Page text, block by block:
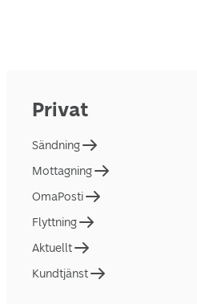
Privat
Sändning
Mottagning
OmaPosti
Flyttning
Aktuellt
Kundtjänst